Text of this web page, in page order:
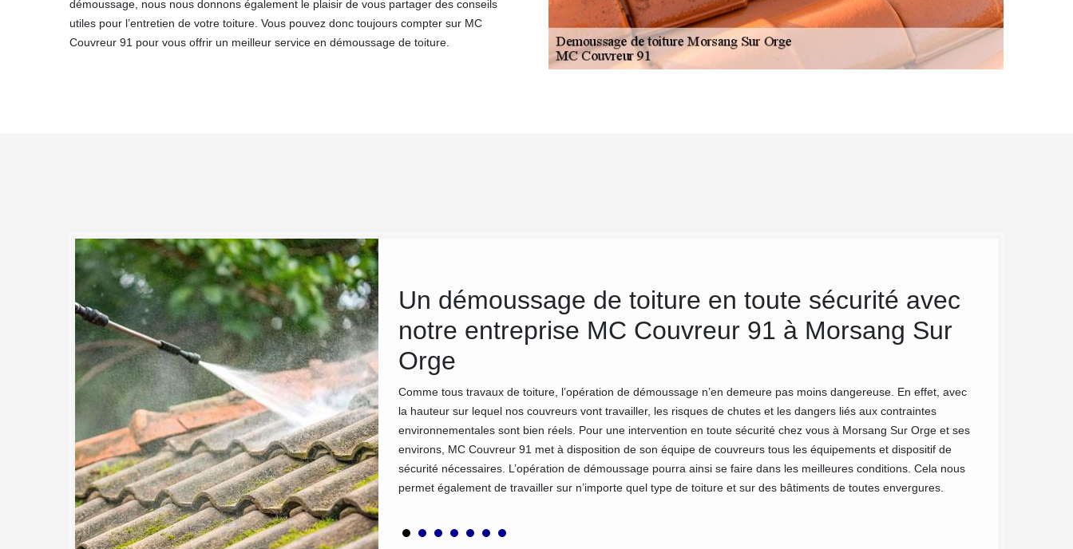
démoussage, nous nous donnons également le plaisir de vous partager des conseils
utiles pour l’entretien de votre toiture. Vous pouvez donc toujours compter sur MC
Couvreur 91 pour vous offrir un meilleur service en démoussage de toiture.
toiture, toit et tuile
au niveau de la toiture ou la tuile. Il impacte la qualité de fonctionnement de
rendent très vulnérable le toit et tuile surtout, face aux agressions des
suite à la stagnation des mousses au niveau de toiture, elle peut perdre
des eaux dans votre toiture et tuile, nous vous recommandons de ne pas
Un démoussage de toiture en toute sécurité avec
notre entreprise MC Couvreur 91 à Morsang Sur
Orge
Comme tous travaux de toiture, l’opération de démoussage n’en demeure pas moins dangereuse. En effet, avec
la hauteur sur lequel nos couvreurs vont travailler, les risques de chutes et les dangers liés aux contraintes
environnementales sont bien réels. Pour une intervention en toute sécurité chez vous à Morsang Sur Orge et ses
environs, MC Couvreur 91 met à disposition de son équipe de couvreurs tous les équipements et dispositif de
sécurité nécessaires. L’opération de démoussage pourra ainsi se faire dans les meilleures conditions. Cela nous
permet également de travailler sur n’importe quel type de toiture et sur des bâtiments de toutes envergures.